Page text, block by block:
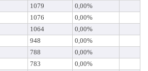
1079
0,00%
1076
0,00%
1064
0,00%
948
0,00%
788
0,00%
783 0,00%